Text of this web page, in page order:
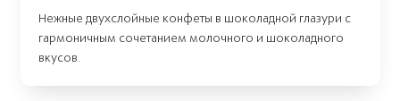
Нежные двухслойные конфеты в шоколадной глазури с
гармоничным сочетанием молочного и шоколадного
вкусов.